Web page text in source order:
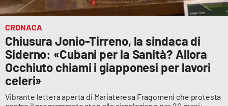
CRONACA
Chiusura Jonio-Tirreno, la sindaca di
Siderno: «Cubani per la Sanità? Allora
Occhiuto chiami i giapponesi per lavori
celeri»
Vibrante lettera aperta di Mariateresa Fragomeni che protesta